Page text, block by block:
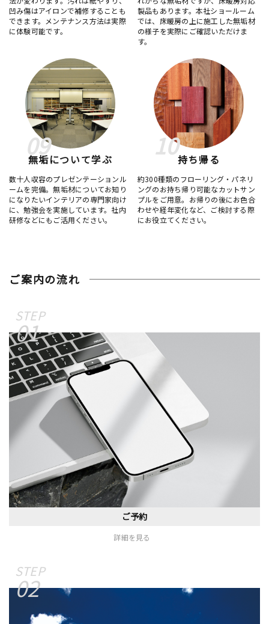
凹み傷はアイロンで補修することも
できます。メンテナンス方法は実際
に体験可能です。
製品もあります。本社ショールーム
では、床暖房の上に施工した無垢材
の様子を実際にご確認いただけま
す。
09
無垢について学ぶ
数十人収容のプレゼンテーションル
ームを完備。無垢材についてお知り
になりたいインテリアの専門家向け
に、勉強会を実施しています。社内
研修などにもご活用ください。
10持ち帰る
約300種類のフローリング・パネリ
ングのお持ち帰り可能なカットサン
プルをご用意。お帰りの後にお色合
わせや経年変化など、ご検討する際
にお役立てください。
ご案内の流れ
01
ご予約
詳細を見る
02